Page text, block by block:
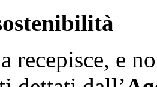
recepisce, e